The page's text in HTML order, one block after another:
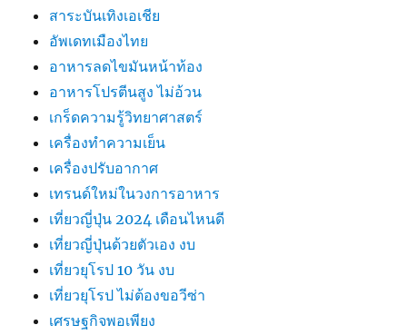
สาระบันเทิงเอเชีย
อัพเดทเมืองไทย
อาหารลดไขมันหน้าท้อง
อาหารโปรตีนสูง ไม่อ้วน
เกร็ดความรู้วิทยาศาสตร์
เครื่องทำความเย็น
เครื่องปรับอากาศ
เทรนด์ใหม่ในวงการอาหาร
เที่ยวญี่ปุ่น 2024 เดือนไหนดี
เที่ยวญี่ปุ่นด้วยตัวเอง งบ
เที่ยวยุโรป 10 วัน งบ
เที่ยวยุโรป ไม่ต้องขอวีซ่า
เศรษฐกิจพอเพียง